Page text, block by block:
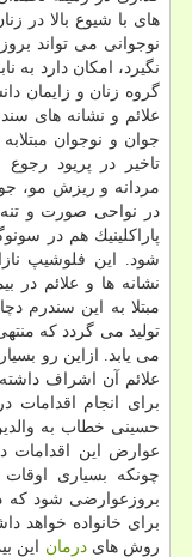
های با شیوع بالا در
نوجوانی می تواند
نگیرد، امكان دارد به
گروه زنان و زایمان
علائم و نشانه های
جوان و نوجوان
تاخیر در پریود
مردانه و ریزش مو،
در نواحی صورت و
پاراكلینیك هم در
شود. این فلوشیپ
نشانه ها و علائم در
مبتلا به این سندرم
تولید می گردد كه
می یابد. ازاین رو
علائم آن اشراف
برای انجام اقدامات
حسینی خطاب به
عوارض این اقدامات
چونكه بسیاری
بروزعوارضی شود كه
برای خانواده خواهد
روش هایدرمان این